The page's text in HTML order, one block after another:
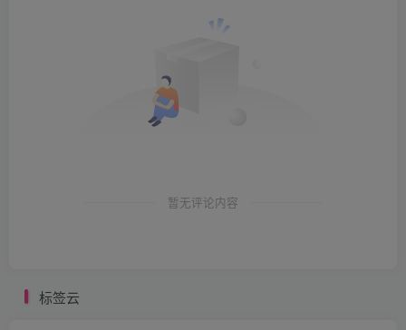
暂无评论内容
标签云